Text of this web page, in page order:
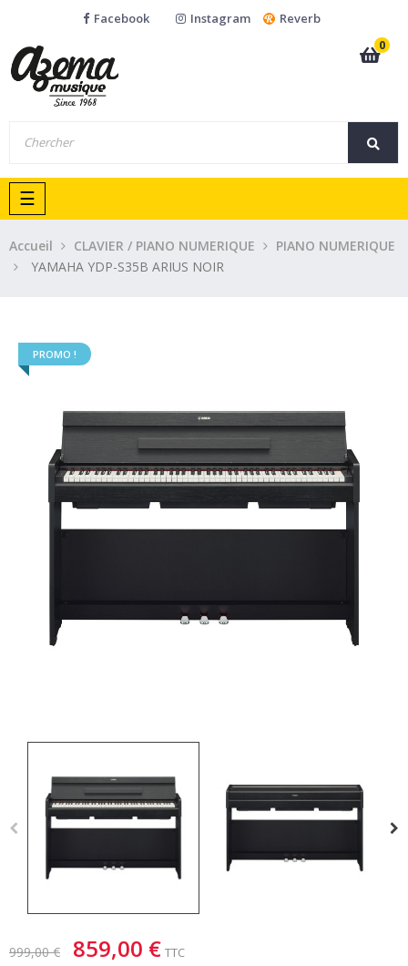
Facebook Instagram
Reverb
0
Basculer
la
navigation
☰
Accueil CLAVIER / PIANO NUMERIQUE
PIANO NUMERIQUE
YAMAHA YDP-S35B ARIUS NOIR
PROMO !
999,00 € 859,00 € TTC